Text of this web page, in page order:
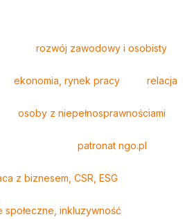
rozwój zawodowy i osobisty
ekonomia, rynek pracy relacja
osoby z niepełnosprawnościami
patronat ngo.pl
z biznesem, CSR, ESG
społeczne, inkluzywność